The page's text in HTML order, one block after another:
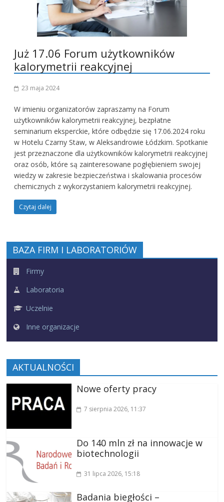
Już 17.06 Forum użytkowników
kalorymetrii reakcyjnej
23 maja 2024
W imieniu organizatorów zapraszamy na Forum
użytkowników kalorymetrii reakcyjnej, bezpłatne
seminarium eksperckie, które odbędzie się 17.06.2024 roku
w Hotelu Czarny Staw, w Aleksandrowie Łódzkim. Spotkanie
jest przeznaczone dla użytkowników kalorymetrii reakcyjnej
oraz osób, które są zainteresowane pogłębieniem swojej
wiedzy w zakresie bezpieczeństwa i skalowania procesów
chemicznych z wykorzystaniem kalorymetrii reakcyjnej.
Czytaj dalej
BAZA FIRM I LABORATORIÓW
Firmy
Laboratoria
Uczelnie
Inne organizacje
AKTUALNOŚCI
Nowe oferty pracy
7 sierpnia 2026, 11:37
Do 140 mln zł na innowacje w
biotechnologii
31 lipca 2026, 15:18
Badania biegłości –